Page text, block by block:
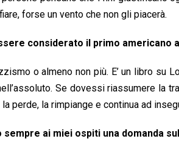
forse un vento che non gli piacerà.
considerato il primo americano
o almeno non più. E’ un libro su
Se dovessi riassumere la
perde, la rimpiange e continua ad
sempre ai miei ospiti una domanda